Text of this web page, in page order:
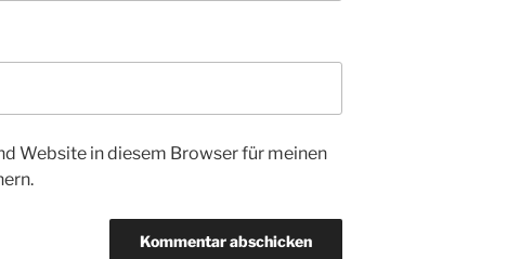
Website in diesem Browser für meinen